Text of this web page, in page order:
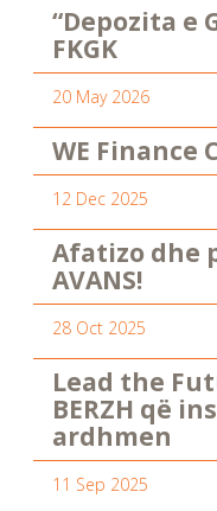
“Depozita e
FKGK
20 May 2026
WE Finance
12 Dec 2025
Afatizo dhe
AVANS!
28 Oct 2025
Lead the
BERZH që
ardhmen
11 Sep 2025